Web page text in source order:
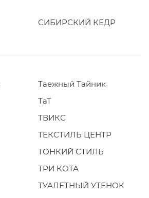
СИБИРСКИЙ КЕДР
Таежный Тайник
ТаТ
ТВИКС
ТЕКСТИЛЬ ЦЕНТР
ТОНКИЙ СТИЛЬ
ТРИ КОТА
ТУАЛЕТНЫЙ УТЕНОК